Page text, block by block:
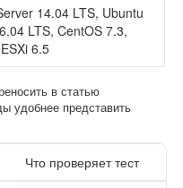
14.04 LTS, Ubuntu
LTS, CentOS 7.3,
6.5
в статью
удобнее представить
Что проверяет тест